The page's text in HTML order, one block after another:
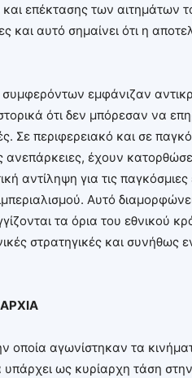
επέκτασης των αιτημάτων
και αυτό σημαίνει ότι η
εμφάνιζαν
ότι δεν μπόρεσαν να
Σε περιφερειακό και σε
ανεπάρκειες, έχουν
αντίληψη για τις
Αυτό
τα όρια του εθνικού
στρατηγικές και
οποία αγωνίστηκαν τα
υπάρχει ως κυρίαρχη τάση